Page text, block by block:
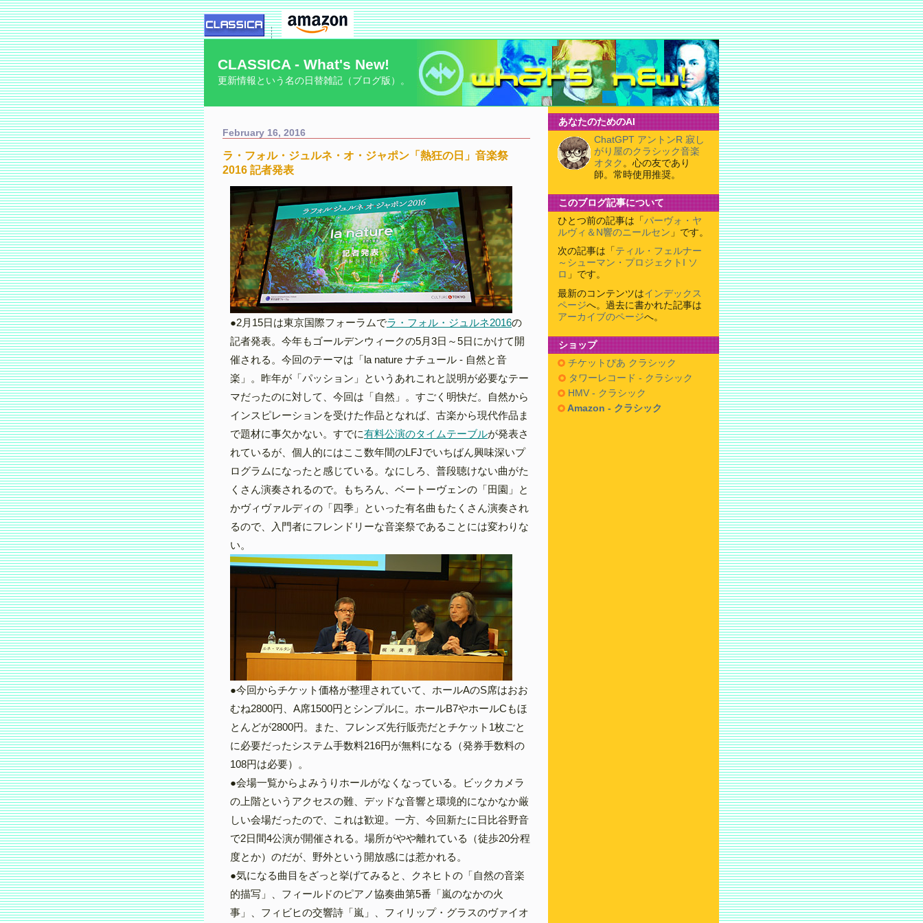
CLASSICA - What's New!
更新情報という名の日替雑記（ブログ版）。
February 16, 2016
ラ・フォル・ジュルネ・オ・ジャポン「熱狂の日」音楽祭
2016 記者発表
●2月15日は東京国際フォーラムでラ・フォル・ジュルネ2016の
記者発表。今年もゴールデンウィークの5月3日～5日にかけて開
催される。今回のテーマは「la nature ナチュール - 自然と音
楽」。昨年が「パッション」というあれこれと説明が必要なテー
マだったのに対して、今回は「自然」。すごく明快だ。自然から
インスピレーションを受けた作品となれば、古楽から現代作品ま
で題材に事欠かない。すでに有料公演のタイムテーブルが発表さ
れているが、個人的にはここ数年間のLFJでいちばん興味深いプ
ログラムになったと感じている。なにしろ、普段聴けない曲がた
くさん演奏されるので。もちろん、ベートーヴェンの「田園」と
かヴィヴァルディの「四季」といった有名曲もたくさん演奏され
るので、入門者にフレンドリーな音楽祭であることには変わりな
い。
●今回からチケット価格が整理されていて、ホールAのS席はおお
むね2800円、A席1500円とシンプルに。ホールB7やホールCもほ
とんどが2800円。また、フレンズ先行販売だとチケット1枚ごと
に必要だったシステム手数料216円が無料になる（発券手数料の
108円は必要）。
●会場一覧からよみうりホールがなくなっている。ビックカメラ
の上階というアクセスの難、デッドな音響と環境的になかなか厳
しい会場だったので、これは歓迎。一方、今回新たに日比谷野音
で2日間4公演が開催される。場所がやや離れている（徒歩20分程
度とか）のだが、野外という開放感には惹かれる。
●気になる曲目をざっと挙げてみると、クネヒトの「自然の音楽
的描写」、フィールドのピアノ協奏曲第5番「嵐のなかの火
事」、フィビヒの交響詩「嵐」、フィリップ・グラスのヴァイオ
あなたのためのAI
ChatGPT アントンR 寂し
がり屋のクラシック音楽
オタク 。心の友であり
師。常時使用推奨。
このブログ記事について
ひとつ前の記事は「 パーヴォ・ヤ
ルヴィ＆N響のニールセン 」です。
次の記事は「 ティル・フェルナー
～シューマン・プロジェクトI ソ
ロ 」です。
最新のコンテンツはインデックス
ページへ。過去に書かれた記事は
アーカイブのページへ。
ショップ
チケットぴあ クラシック
タワーレコード - クラシック
HMV - クラシック
Amazon - クラシック